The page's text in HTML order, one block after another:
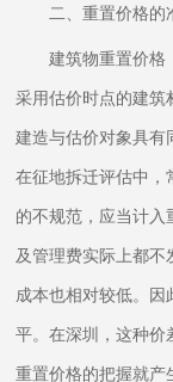
二、重置价格的
建筑物重置价格，
采用估价时点的建筑
建造与估价对象具有
在征地拆迁评估中，
的不规范，应当计入
及管理费实际上都不
成本也相对较低。因
平。在深圳，这种价
重置价格的把握就产